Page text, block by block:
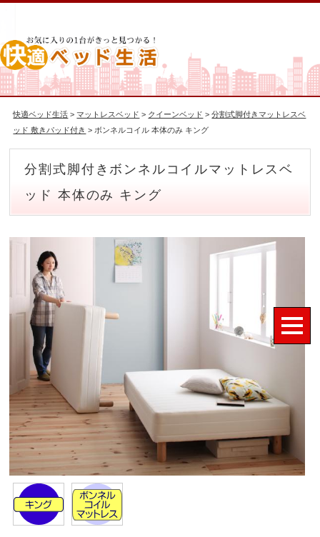
快適ベッド生活 > マットレスベッド > クイーンベッド >分割式脚付きマットレスベ
ッド 敷きパッド付き > ボンネルコイル 本体のみ キング
分割式脚付きボンネルコイルマットレスベ
ッド 本体のみ キング